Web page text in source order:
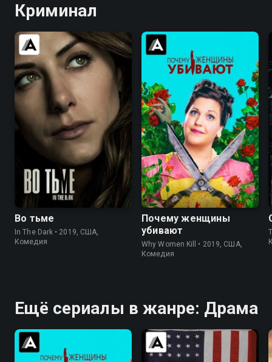
Криминал
7.4 7.5
Во тьме
In The Dark • 2019, США,
Комедия
8.3 8.3
Почему женщины
убивают
Why Women Kill • 2019, США,
Комедия
Ещё сериалы в жанре: Драма